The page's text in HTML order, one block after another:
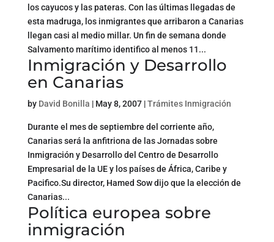
los cayucos y las pateras. Con las últimas llegadas de
esta madruga, los inmigrantes que arribaron a Canarias
llegan casi al medio millar. Un fin de semana donde
Salvamento marítimo identifico al menos 11...
Inmigración y Desarrollo
en Canarias
by David Bonilla | May 8, 2007|Trámites Inmigración
Durante el mes de septiembre del corriente año,
Canarias será la anfitriona de las Jornadas sobre
Inmigración y Desarrollo del Centro de Desarrollo
Empresarial de la UE y los países de África, Caribe y
Pacifico.Su director, Hamed Sow dijo que la elección de
Canarias...
Política europea sobre
inmigración